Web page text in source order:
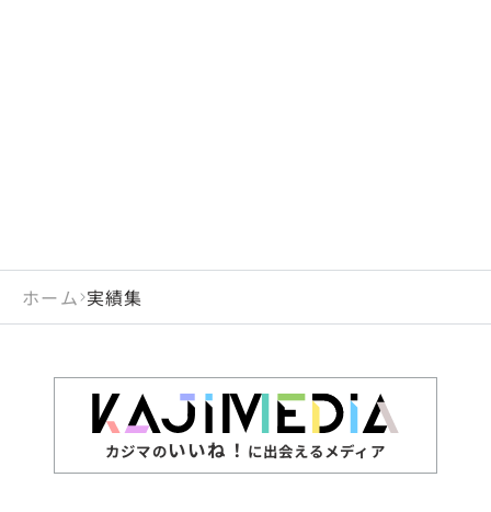
ホーム 実績集
カジマのいいね！ に出会えるメディア